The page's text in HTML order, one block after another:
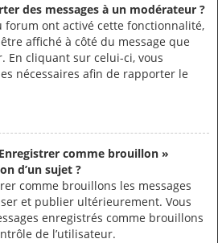
des messages à un modérateur ?
ont activé cette fonctionnalité,
affiché à côté du message que
En cliquant sur celui-ci, vous
nécessaires afin de rapporter le
comme brouillon »
d’un sujet ?
comme brouillons les messages
et publier ultérieurement. Vous
enregistrés comme brouillons
de l’utilisateur.